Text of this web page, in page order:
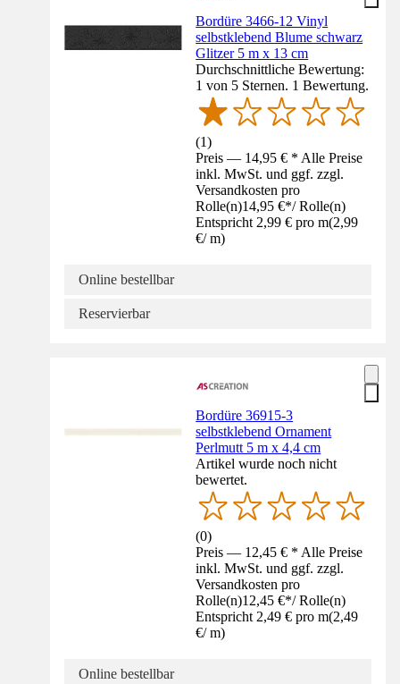
Bordüre 3466-12 Vinyl
selbstklebend Blume schwarz
Glitzer 5 m x 13 cm
Durchschnittliche Bewertung:
1 von 5 Sternen. 1 Bewertung.
(1)
Preis — 14,95 € * Alle Preise
inkl. MwSt. und ggf. zzgl.
Versandkosten pro
Rolle(n)14,95 €*/ Rolle(n)
Entspricht 2,99 € pro m(2,99
€/ m)
Online bestellbar
Reservierbar
Bordüre 36915-3
selbstklebend Ornament
Perlmutt 5 m x 4,4 cm
Artikel wurde noch nicht
bewertet.
(0)
Preis — 12,45 € * Alle Preise
inkl. MwSt. und ggf. zzgl.
Versandkosten pro
Rolle(n)12,45 €*/ Rolle(n)
Entspricht 2,49 € pro m(2,49
€/ m)
Online bestellbar